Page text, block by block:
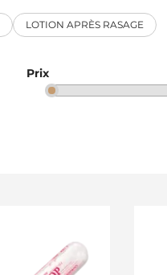
LOTION APRÈS RASAGE
Prix